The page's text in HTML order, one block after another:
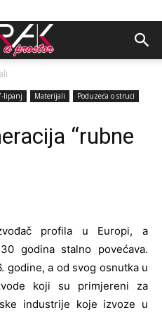
lipanj Materijali
Poduzeća o struci
“rubne
profila u Europi, a
godina stalno povećava.
godine, a od svog osnutka u
koji su primjereni za
industrije koje izvoze u